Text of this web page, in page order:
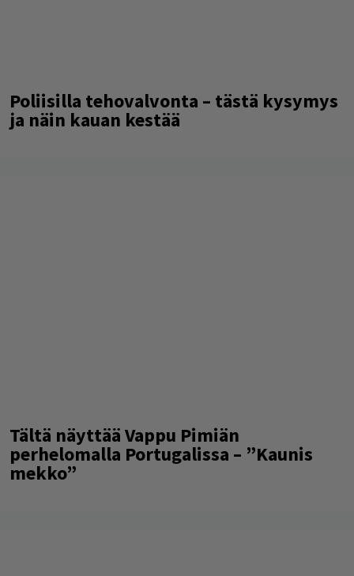
Poliisilla tehovalvonta – tästä kysymys
ja näin kauan kestää
Tältä näyttää Vappu Pimiän
perhelomalla Portugalissa – ”Kaunis
mekko”